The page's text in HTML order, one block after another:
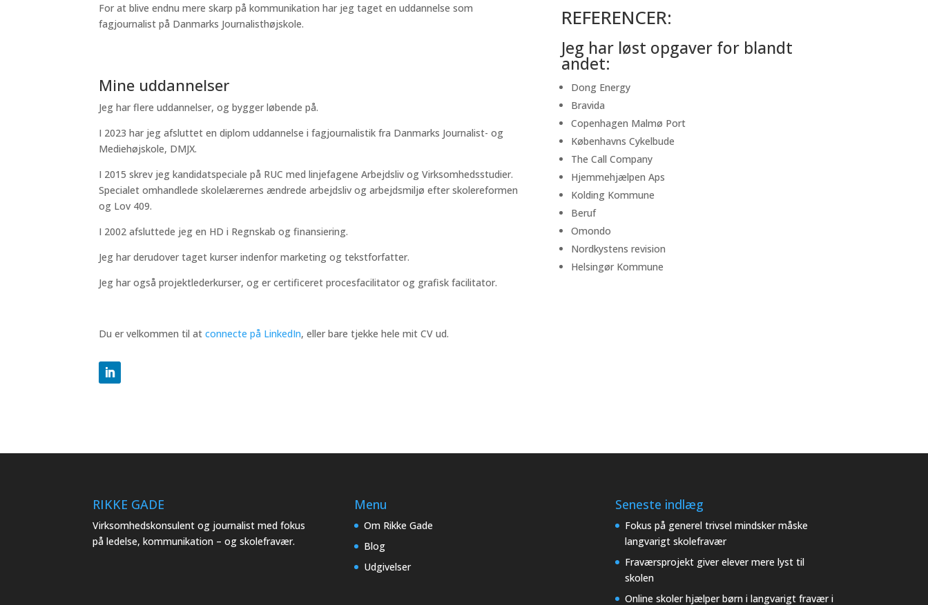
For at blive endnu mere skarp på kommunikation har jeg taget en uddannelse som
fagjournalist på Danmarks Journalisthøjskole.
Mine uddannelser
Jeg har flere uddannelser, og bygger løbende på.
I 2023 har jeg afsluttet en diplom uddannelse i fagjournalistik fra Danmarks Journalist- og
Mediehøjskole, DMJX.
I 2015 skrev jeg kandidatspeciale på RUC med linjefagene Arbejdsliv og Virksomhedsstudier.
Specialet omhandlede skolelærernes ændrede arbejdsliv og arbejdsmiljø efter skolereformen
og Lov 409.
I 2002 afsluttede jeg en HD i Regnskab og finansiering.
Jeg har derudover taget kurser indenfor marketing og tekstforfatter.
Jeg har også projektlederkurser, og er certificeret procesfacilitator og grafisk facilitator.
Du er velkommen til atconnecte på LinkedIn, eller bare tjekke hele mit CV ud.
REFERENCER:
Jeg har løst opgaver for blandt
andet:
Dong Energy
Bravida
Copenhagen Malmø Port
Københavns Cykelbude
The Call Company
Hjemmehjælpen Aps
Kolding Kommune
Beruf
Omondo
Nordkystens revision
Helsingør Kommune
RIKKE GADE
Virksomhedskonsulent og journalist med fokus
på ledelse, kommunikation – og skolefravær.
Menu
Om Rikke Gade
Blog
Udgivelser
Seneste indlæg
Fokus på generel trivsel mindsker måske
langvarigt skolefravær
Fraværsprojekt giver elever mere lyst til
skolen
Online skoler hjælper børn i langvarigt fravær i